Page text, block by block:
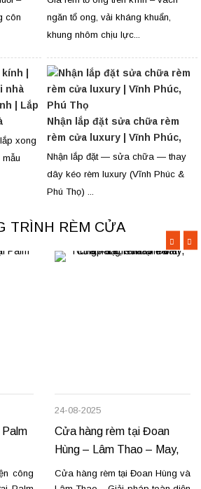
côn
ngăn tổ ong, vải kháng khuẩn,
khung nhôm chịu lực...
| Lắp
xong
Nhận lắp đặt sửa chữa rèm
rèm cửa luxury | Vĩnh Phúc,
Phú Thọ
Nhận lắp đặt — sửa chữa — thay
dây kéo rèm luxury (Vĩnh Phúc &
Phú Thọ) ...
TRÌNH RÈM CỬA
công
24-08-2025
Cửa hàng rèm tại Đoan
Hùng – Lâm Thao – May,
lắp đặt, sửa chữa
Cửa hàng rèm tại Đoan Hùng và